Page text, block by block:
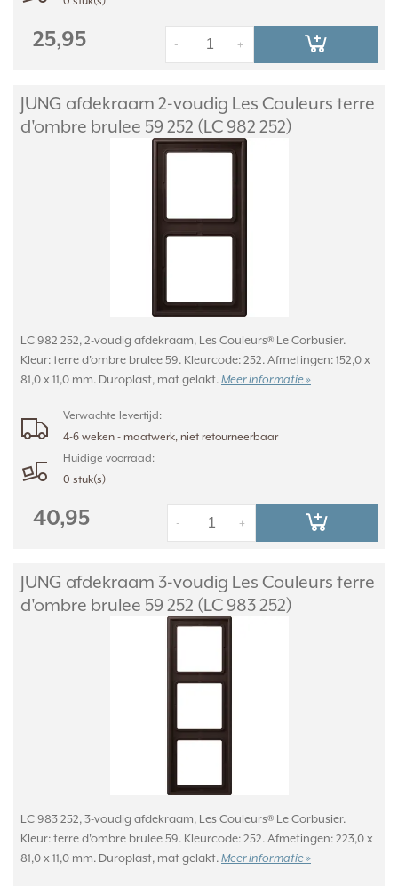
25,95 +
-
JUNG afdekraam 2-voudig Les Couleurs terre
d'ombre brulee 59 252 (LC 982 252)
LC 982 252, 2-voudig afdekraam, Les Couleurs® Le Corbusier.
Kleur: terre d'ombre brulee 59. Kleurcode: 252. Afmetingen: 152,0 x
81,0 x 11,0 mm. Duroplast, mat gelakt. Meer informatie »
Verwachte levertijd:
4-6 weken - maatwerk, niet retourneerbaar
Huidige voorraad:
0 stuk(s)
40,95 +
-
JUNG afdekraam 3-voudig Les Couleurs terre
d'ombre brulee 59 252 (LC 983 252)
LC 983 252, 3-voudig afdekraam, Les Couleurs® Le Corbusier.
Kleur: terre d'ombre brulee 59. Kleurcode: 252. Afmetingen: 223,0 x
81,0 x 11,0 mm. Duroplast, mat gelakt. Meer informatie »